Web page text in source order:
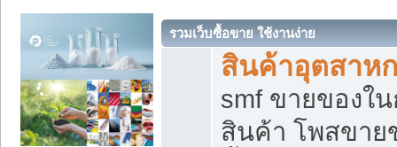
รวมเว็บซื้อขาย ใช้งานง่าย
สินค้าอุตสาห
smf ขายของใ
สินค้า โพสขาย